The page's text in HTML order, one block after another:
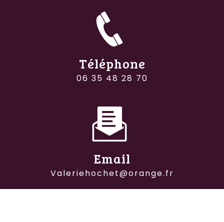
Téléphone
06 35 48 28 70
Email
valeriehochet@orange.fr